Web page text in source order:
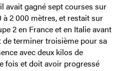
avait gagné sept courses sur
2 000 mètres, et restait sur
2 en France et en Italie avant
terminer troisième pour sa
avec deux kilos de
fois et doit avoir progressé